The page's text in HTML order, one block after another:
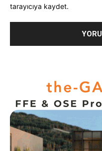
tarayıcıya kaydet.